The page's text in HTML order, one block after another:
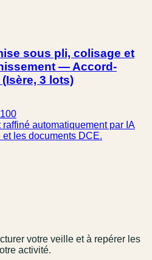
sous pli, colisage et
— Accord-
3 lots)
raffiné automatiquement par IA
les documents DCE.
votre veille et à repérer les
activité.